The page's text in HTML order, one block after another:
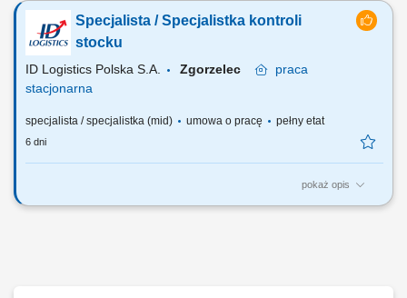
integralną częścią działalności obszaru, terminowo oraz zgodnie z
procedurami i instrukcjami. ZADANIA NA STANOWISKU PRACY
Prowadzenie spraw administracyjnych na magazynie; Współpraca z
liderami odpowiedzialnymi za funkcjonowanie...
Specjalista / Specjalistka kontroli
stocku
ID Logistics Polska S.A. Zgorzelec
praca
stacjonarna
specjalista / specjalistka (mid) umowa o pracę pełny etat
6 dni
pokaż opis
ZADANIA: kontrola stanów magazynowych, nadzór i codzienna